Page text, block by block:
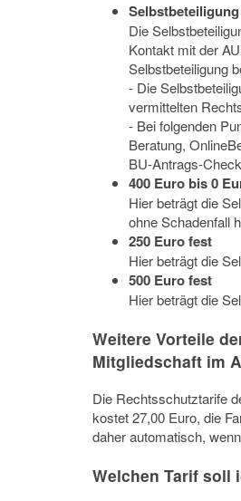
Die
Kontakt mit der
Selbstbeteiligung
- Die
vermittelten
- Bei folgenden
Beratung,
BU-Antrags-
400 Euro bis 0
Hier beträgt die
ohne Schadenfall
250 Euro fest
Hier beträgt die
500 Euro fest
Hier beträgt die
Weitere Vorteile
Mitgliedschaft im
Die Rechtsschutztarife
kostet 27,00 Euro, die
daher automatisch,
Welchen Tarif soll